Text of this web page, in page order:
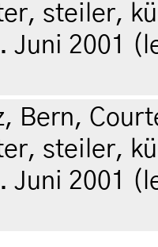
steiler,
Juni 2001
Bern,
steiler,
Juni 2001